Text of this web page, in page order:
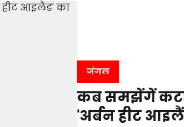
जंगल
कब समझेंगें कटते
'अर्बन हीट